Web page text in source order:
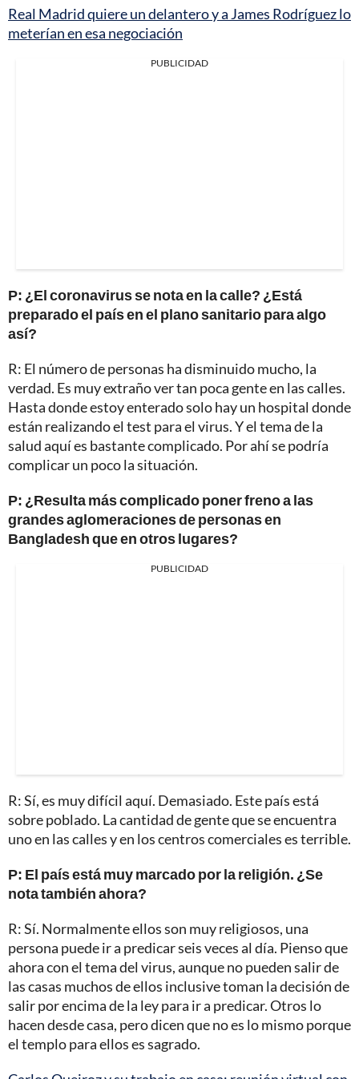
Real Madrid quiere un delantero y a James Rodríguez lo
meterían en esa negociación
PUBLICIDAD
P: ¿El coronavirus se nota en la calle? ¿Está
preparado el país en el plano sanitario para algo
así?
R: El número de personas ha disminuido mucho, la
verdad. Es muy extraño ver tan poca gente en las calles.
Hasta donde estoy enterado solo hay un hospital donde
están realizando el test para el virus. Y el tema de la
salud aquí es bastante complicado. Por ahí se podría
complicar un poco la situación.
P: ¿Resulta más complicado poner freno a las
grandes aglomeraciones de personas en
Bangladesh que en otros lugares?
PUBLICIDAD
R: Sí, es muy difícil aquí. Demasiado. Este país está
sobre poblado. La cantidad de gente que se encuentra
uno en las calles y en los centros comerciales es terrible.
P: El país está muy marcado por la religión. ¿Se
nota también ahora?
R: Sí. Normalmente ellos son muy religiosos, una
persona puede ir a predicar seis veces al día. Pienso que
ahora con el tema del virus, aunque no pueden salir de
las casas muchos de ellos inclusive toman la decisión de
salir por encima de la ley para ir a predicar. Otros lo
hacen desde casa, pero dicen que no es lo mismo porque
el templo para ellos es sagrado.